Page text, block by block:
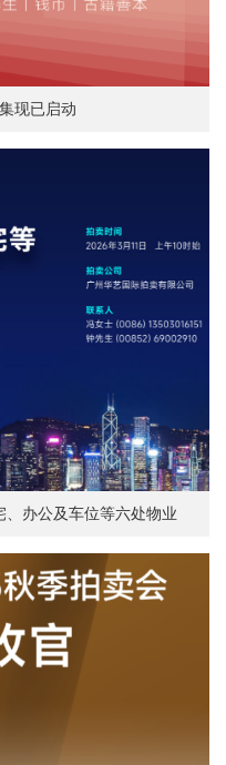
现已启动
办公及车位等六处物业